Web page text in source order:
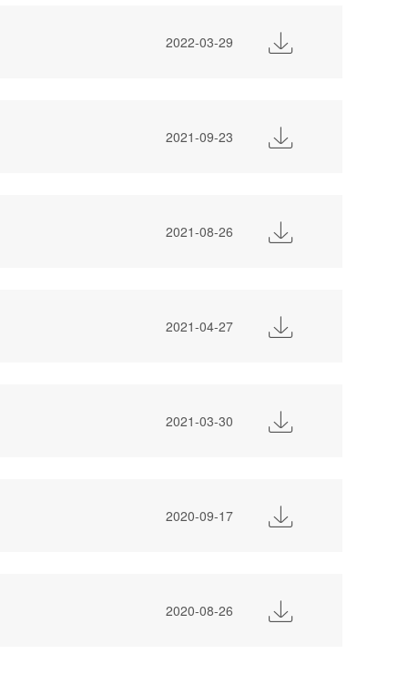
2022-03-29 
2021-09-23 
2021-08-26 
2021-04-27 
2021-03-30 
2020-09-17 
2020-08-26 